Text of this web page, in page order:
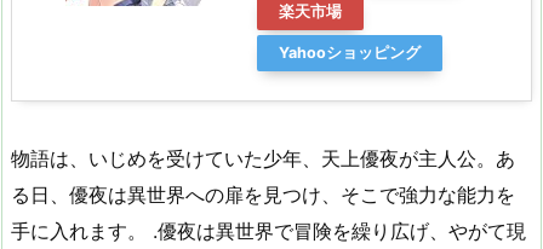
楽天市場
Yahooショッピング
物語は、いじめを受けていた少年、天上優夜が主人公。あ
る日、優夜は異世界への扉を見つけ、そこで強力な能力を
手に入れます。 .優夜は異世界で冒険を繰り広げ、やがて現